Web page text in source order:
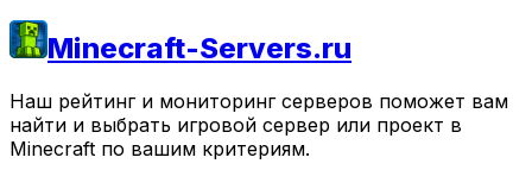
Minecraft-Servers.ru
Наш рейтинг и мониторинг серверов поможет вам
найти и выбрать игровой сервер или проект в
Minecraft по вашим критериям.